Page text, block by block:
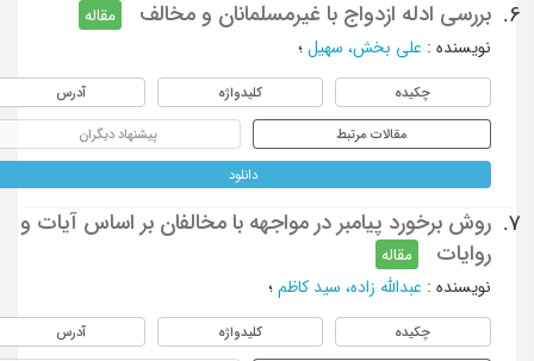
6. بررسی ادله ازدواج با غیرمسلمانان و مخالف
مقاله
نویسنده: علی بخش، سهیل ؛
چکیده کلیدواژه آدرس
مقالات مرتبط پیشنهاد دیگران
دانلود
7.
روش برخورد پیامبر در مواجهه با مخالفان بر اساس آیات و
روایات
مقاله
نویسنده: عبدالله زاده، سید کاظم؛
چکیده کلیدواژه آدرس